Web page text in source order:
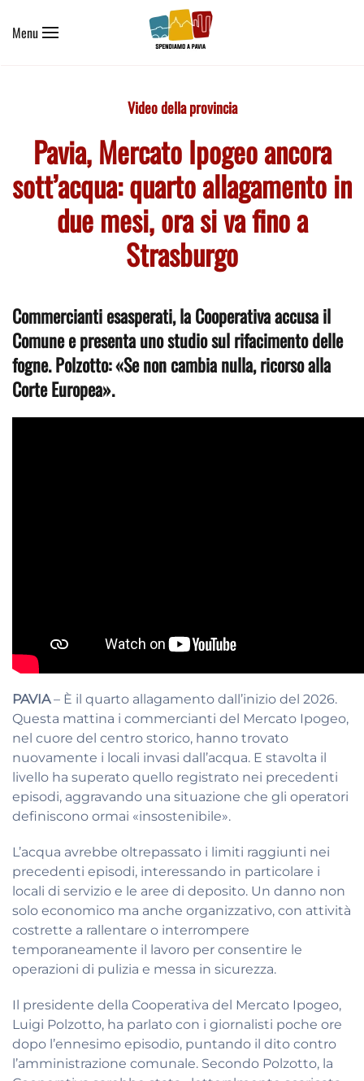
Skip to main content
Menu
Video della provincia
Pavia, Mercato Ipogeo ancora
sott’acqua: quarto allagamento in
due mesi, ora si va fino a
Strasburgo
Commercianti esasperati, la Cooperativa accusa il
Comune e presenta uno studio sul rifacimento delle
fogne. Polzotto: «Se non cambia nulla, ricorso alla
Corte Europea».
PAVIA– È il quarto allagamento dall’inizio del 2026.
Questa mattina i commercianti del Mercato Ipogeo,
nel cuore del centro storico, hanno trovato
nuovamente i locali invasi dall’acqua. E stavolta il
livello ha superato quello registrato nei precedenti
episodi, aggravando una situazione che gli operatori
definiscono ormai «insostenibile».
L’acqua avrebbe oltrepassato i limiti raggiunti nei
precedenti episodi, interessando in particolare i
locali di servizio e le aree di deposito. Un danno non
solo economico ma anche organizzativo, con attività
costrette a rallentare o interrompere
temporaneamente il lavoro per consentire le
operazioni di pulizia e messa in sicurezza.
Il presidente della Cooperativa del Mercato Ipogeo,
Luigi Polzotto, ha parlato con i giornalisti poche ore
dopo l’ennesimo episodio, puntando il dito contro
l’amministrazione comunale. Secondo Polzotto, la